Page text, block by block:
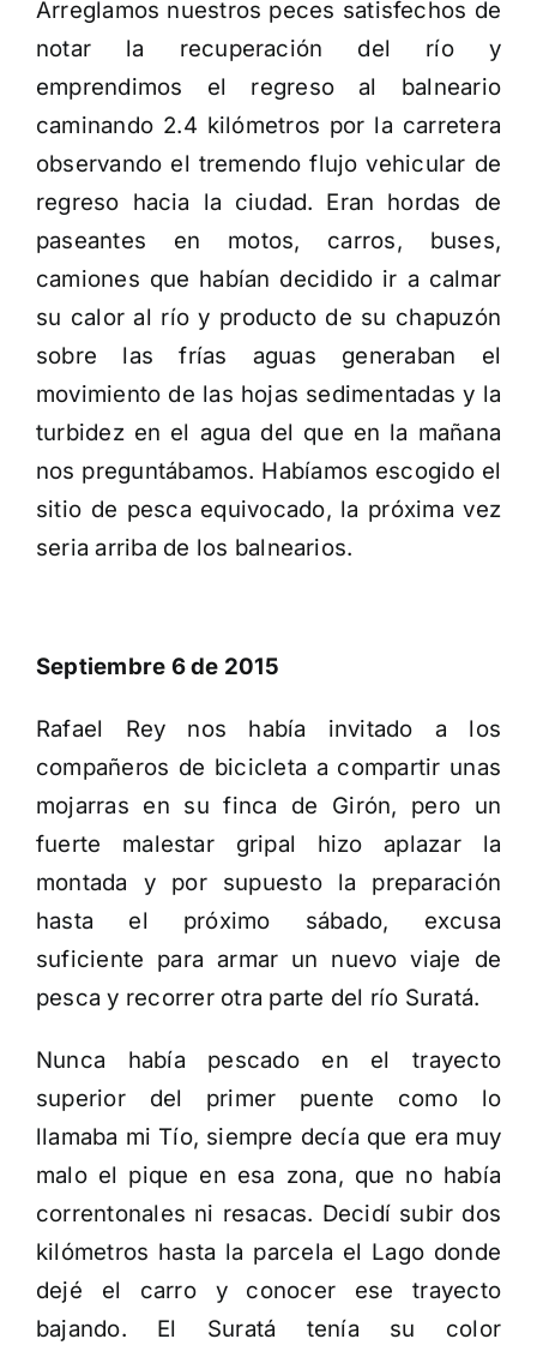
Arreglamos nuestros peces satisfechos de
notar la recuperación del río y
emprendimos el regreso al balneario
caminando 2.4 kilómetros por la carretera
observando el tremendo flujo vehicular de
regreso hacia la ciudad. Eran hordas de
paseantes en motos, carros, buses,
camiones que habían decidido ir a calmar
su calor al río y producto de su chapuzón
sobre las frías aguas generaban el
movimiento de las hojas sedimentadas y la
turbidez en el agua del que en la mañana
nos preguntábamos. Habíamos escogido el
sitio de pesca equivocado, la próxima vez
seria arriba de los balnearios.
Septiembre 6 de 2015
Rafael Rey nos había invitado a los
compañeros de bicicleta a compartir unas
mojarras en su finca de Girón, pero un
fuerte malestar gripal hizo aplazar la
montada y por supuesto la preparación
hasta el próximo sábado, excusa
suficiente para armar un nuevo viaje de
pesca y recorrer otra parte del río Suratá.
Nunca había pescado en el trayecto
superior del primer puente como lo
llamaba mi Tío, siempre decía que era muy
malo el pique en esa zona, que no había
correntonales ni resacas. Decidí subir dos
kilómetros hasta la parcela el Lago donde
dejé el carro y conocer ese trayecto
bajando. El Suratá tenía su color